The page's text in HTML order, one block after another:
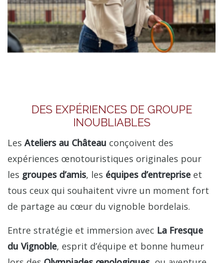
DES EXPÉRIENCES DE GROUPE
INOUBLIABLES
Les Ateliers au Château conçoivent des
expériences œnotouristiques originales pour
les groupes d’amis, les équipes d’entreprise et
tous ceux qui souhaitent vivre un moment fort
de partage au cœur du vignoble bordelais.
Entre stratégie et immersion avec La Fresque
du Vignoble, esprit d’équipe et bonne humeur